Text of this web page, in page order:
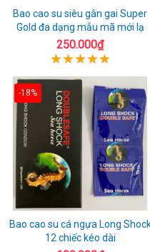
Bao cao su siêu gân gai Super
Gold đa dạng mẫu mã mới lạ
250.000₫
-18%
Bao cao su cá ngựa Long
12 chiếc kéo dài